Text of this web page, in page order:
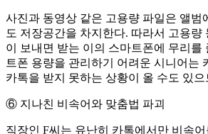
사진과 동영상 같은 고용량 파일은 앨범
도 저장공간을 차지한다. 따라서 고용량
이 보내면 받는 이의 스마트폰에 무리를
트폰 용량을 관리하기 어려운 시니어는
카톡을 받지 못하는 상황이 올 수도 있
⑥ 지나친 비속어와 맞춤법 파괴
직장인 F씨는 유난히 카톡에서만 비속